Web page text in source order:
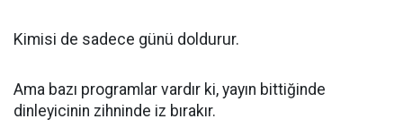
Kimisi de sadece günü doldurur.
Ama bazı programlar vardır ki, yayın bittiğinde
dinleyicinin zihninde iz bırakır.